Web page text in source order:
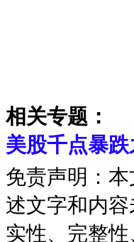
相关专题：
美股千点暴
免责声明：
述文字和内
实性、完整